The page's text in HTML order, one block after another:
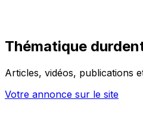
Thématique
Articles, vidéos, publications
Votre annonce sur le site